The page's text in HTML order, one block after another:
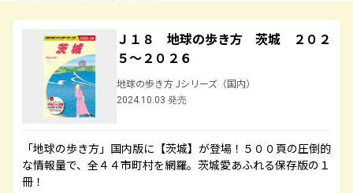
Ｊ１８ 地球の歩き方 茨城 ２０２
５～２０２６
地球の歩き方 Jシリーズ（国内）
2024.10.03 発売
「地球の歩き方」国内版に【茨城】が登場！５００頁の圧倒的
な情報量で、全４４市町村を網羅。茨城愛あふれる保存版の１
冊！